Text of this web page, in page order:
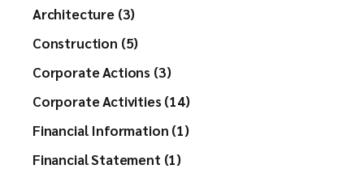
Architecture (3)
Construction (5)
Corporate Actions (3)
Corporate Activities (14)
Financial Information (1)
Financial Statement (1)